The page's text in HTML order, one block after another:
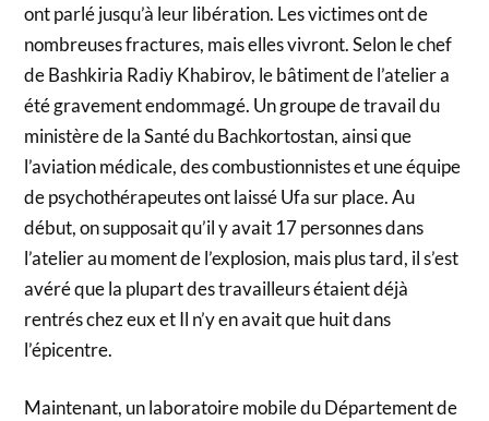
ont parlé jusqu’à leur libération. Les victimes ont de
nombreuses fractures, mais elles vivront. Selon le chef
de Bashkiria Radiy Khabirov, le bâtiment de l’atelier a
été gravement endommagé. Un groupe de travail du
ministère de la Santé du Bachkortostan, ainsi que
l’aviation médicale, des combustionnistes et une équipe
de psychothérapeutes ont laissé Ufa sur place. Au
début, on supposait qu’il y avait 17 personnes dans
l’atelier au moment de l’explosion, mais plus tard, il s’est
avéré que la plupart des travailleurs étaient déjà
rentrés chez eux et Il n’y en avait que huit dans
l’épicentre.
Maintenant, un laboratoire mobile du Département de